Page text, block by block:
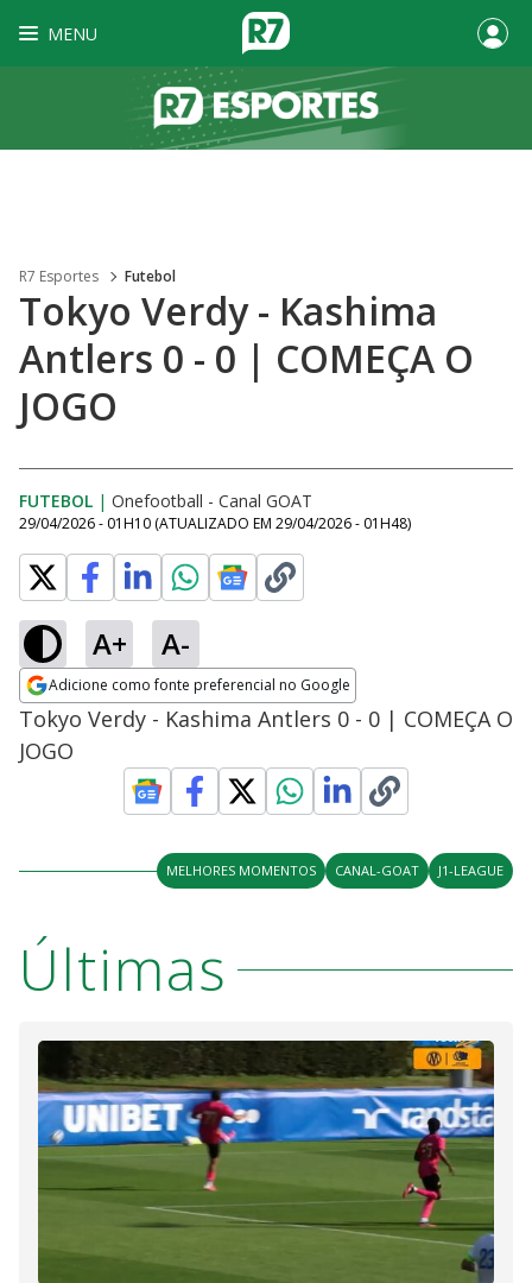
MENU
R7 Esportes Futebol
Tokyo Verdy - Kashima
Antlers 0 - 0 | COMEÇA O
JOGO
FUTEBOL | Onefootball - Canal GOAT
29/04/2026 - 01H10 (ATUALIZADO EM 29/04/2026 - 01H48)
A+ A-
Adicione como fonte preferencial no Google
Opens in new window
Tokyo Verdy - Kashima Antlers 0 - 0 | COMEÇA O
JOGO
MELHORES MOMENTOS CANAL-GOAT J1-LEAGUE
Últimas